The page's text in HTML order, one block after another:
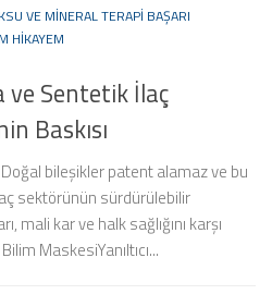
VE MINERAL TERAPI BAŞARI
HIKAYEM
ve Sentetik İlaç
Baskısı
Doğal bileşikler patent alamaz ve bu
sektörünün sürdürülebilir
mali kar ve halk sağlığını karşı
MaskesiYanıltıcı...